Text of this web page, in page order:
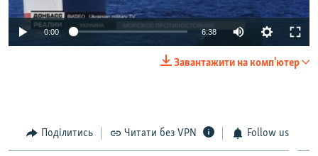
0:00 6:38
Завантажити на комп'ютер
Поділитись Читати без VPN Follow us